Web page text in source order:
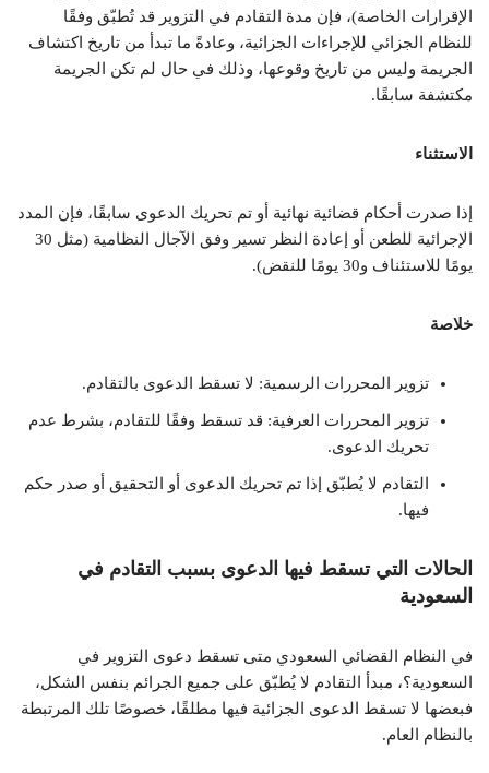
الإقرارات الخاصة)، فإن مدة التقادم في التزوير قد تُطبّق وفقًا
للنظام الجزائي للإجراءات الجزائية، وعادةً ما تبدأ من تاريخ اكتشاف
الجريمة وليس من تاريخ وقوعها، وذلك في حال لم تكن الجريمة
مكتشفة سابقًا.
الاستثناء
إذا صدرت أحكام قضائية نهائية أو تم تحريك الدعوى سابقًا، فإن المدد
الإجرائية للطعن أو إعادة النظر تسير وفق الآجال النظامية (مثل 30
يومًا للاستئناف و30 يومًا للنقض).
خلاصة
تزوير المحررات الرسمية: لا تسقط الدعوى بالتقادم.
تزوير المحررات العرفية: قد تسقط وفقًا للتقادم، بشرط عدم
تحريك الدعوى.
التقادم لا يُطبّق إذا تم تحريك الدعوى أو التحقيق أو صدر حكم
فيها.
الحالات التي تسقط فيها الدعوى بسبب التقادم في
السعودية
في النظام القضائي السعودي متى تسقط دعوى التزوير في
السعودية؟، مبدأ التقادم لا يُطبّق على جميع الجرائم بنفس الشكل،
فبعضها لا تسقط الدعوى الجزائية فيها مطلقًا، خصوصًا تلك المرتبطة
بالنظام العام.